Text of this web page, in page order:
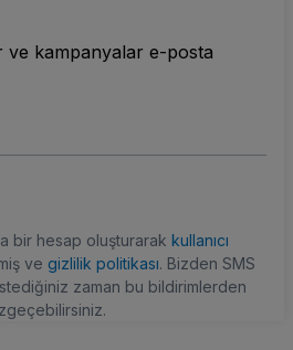
ve kampanyalar e-posta
bir hesap oluşturarak kullanıcı
ve gizlilik politikası. Bizden SMS
zaman bu bildirimlerden